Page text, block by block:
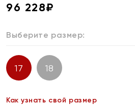
96 228₽
Выберите размер:
17 18
Как узнать свой размер